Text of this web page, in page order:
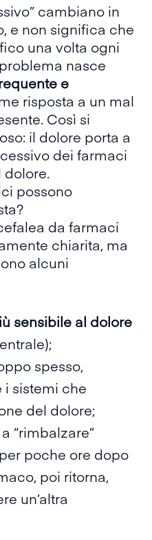
” cambiano in
, e non significa che
una volta ogni
nasce
e
risposta a un mal
Così si
il dolore porta a
dei farmaci
possono
da farmaci
chiarita, ma
alcuni
sensibile al dolore
spesso,
sistemi che
del dolore;
“rimbalzare”
poche ore dopo
poi ritorna,
un’altra